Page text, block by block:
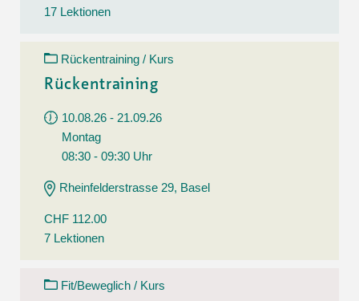
17 Lektionen
Rückentraining / Kurs
Rückentraining
10.08.26 - 21.09.26
Montag
08:30 - 09:30 Uhr
Rheinfelderstrasse 29, Basel
CHF 112.00
7 Lektionen
Fit/Beweglich / Kurs